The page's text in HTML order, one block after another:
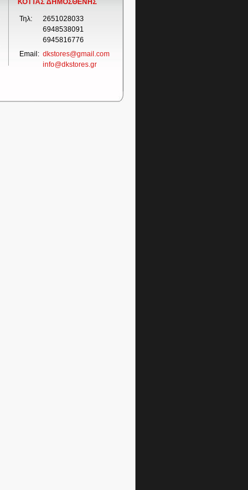
ΚΟΤΤΑΣ ΔΗΜΟΣΘΕΝΗΣ
Τηλ:
2651028033
6948538091
6945816776
Email: dkstores@gmail.com
info@dkstores.gr